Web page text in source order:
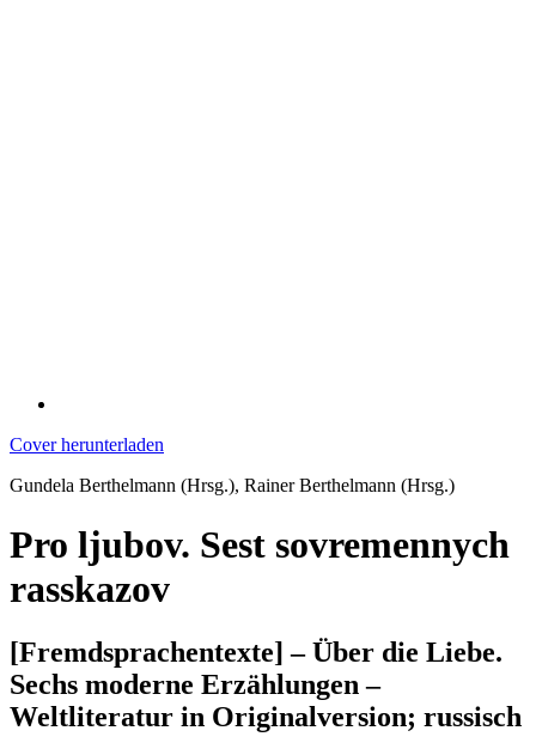
Cover herunterladen
Gundela Berthelmann (Hrsg.), Rainer Berthelmann (Hrsg.)
Pro ljubov. Sest sovremennych
rasskazov
[Fremdsprachentexte] – Über die Liebe.
Sechs moderne Erzählungen –
Weltliteratur in Originalversion; russisch